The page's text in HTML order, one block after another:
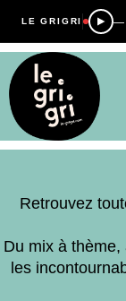
LE GRIGRI —
Retrouvez
Du mix à thème,
les